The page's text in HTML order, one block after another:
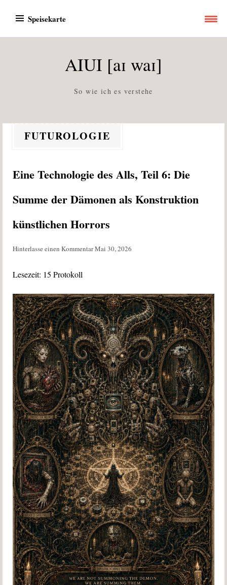
Inhalt
springen
Speisekarte
AIUI [aɪ waɪ]
So wie ich es verstehe
FUTUROLOGIE
Eine Technologie des Alls, Teil 6: Die
Summe der Dämonen als Konstruktion
künstlichen Horrors
Hinterlasse einen KommentarMai 30, 2026
Lesezeit: 15 Protokoll